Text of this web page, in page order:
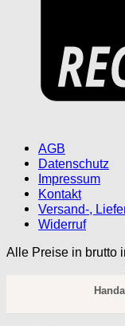
AGB
Datenschutz
Impressum
Kontakt
Versand-,
Widerruf
Alle Preise in brutto